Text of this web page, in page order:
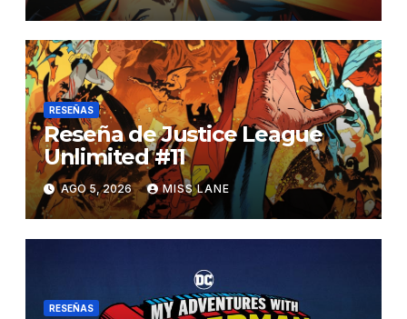
RESEÑAS
Reseña de Justice League
Unlimited #11
AGO 5, 2026 MISS LANE
RESEÑAS